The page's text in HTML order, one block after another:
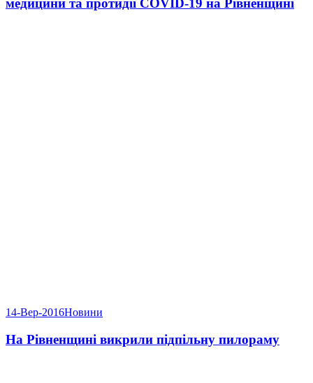
медицини та протидії COVID-19 на Рівненщині
14-Вер-2016Новини
На Рівненщині викрили підпільну пилораму